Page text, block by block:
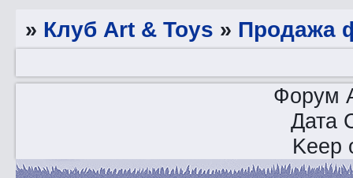
» Клуб Art & Toys » Продажа
Форум
Дата
Keep